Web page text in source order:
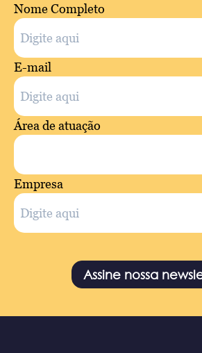
Nome Completo
E-mail
Área de atuação
Empresa
Assine nossa